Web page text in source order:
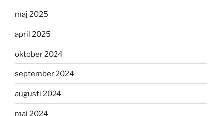
maj 2025
april 2025
oktober 2024
september 2024
augusti 2024
maj 2024